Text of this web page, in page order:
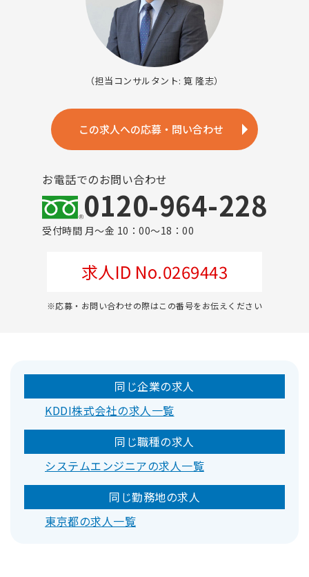
（担当コンサルタント: 筧 隆志）
この求人への応募・問い合わせ
お電話でのお問い合わせ
0120-964-228
受付時間 月～金 10：00～18：00
求人ID No.0269443
※応募・お問い合わせの際はこの番号をお伝えください
同じ企業の求人
KDDI株式会社の求人一覧
同じ職種の求人
システムエンジニアの求人一覧
同じ勤務地の求人
東京都の求人一覧